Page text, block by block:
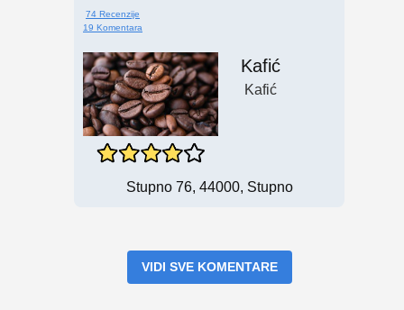
74 Recenzije
19 Komentara
Kafić
Kafić
Stupno 76, 44000, Stupno
VIDI SVE KOMENTARE